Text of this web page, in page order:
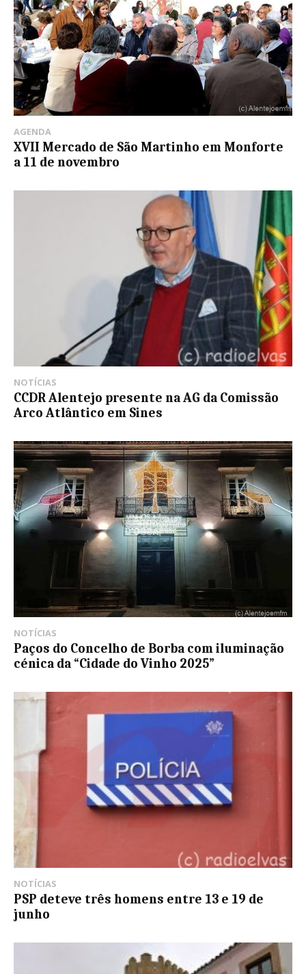
AGENDA
XVII Mercado de São Martinho em Monforte
a 11 de novembro
NOTÍCIAS
CCDR Alentejo presente na AG da Comissão
Arco Atlântico em Sines
NOTÍCIAS
Paços do Concelho de Borba com iluminação
cénica da “Cidade do Vinho 2025”
NOTÍCIAS
PSP deteve três homens entre 13 e 19 de
junho